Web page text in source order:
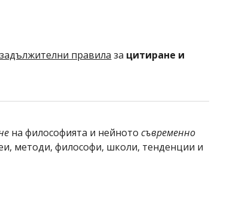
правила за цитиране и
на философията и нейното съвременно
методи, философи, школи, тенденции и